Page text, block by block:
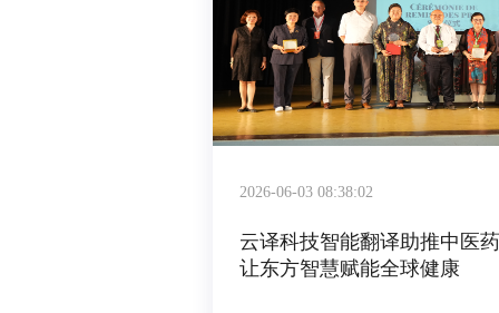
2026-06-03 08:38:02
云译科技智能翻译助推中医
让东方智慧赋能全球健康